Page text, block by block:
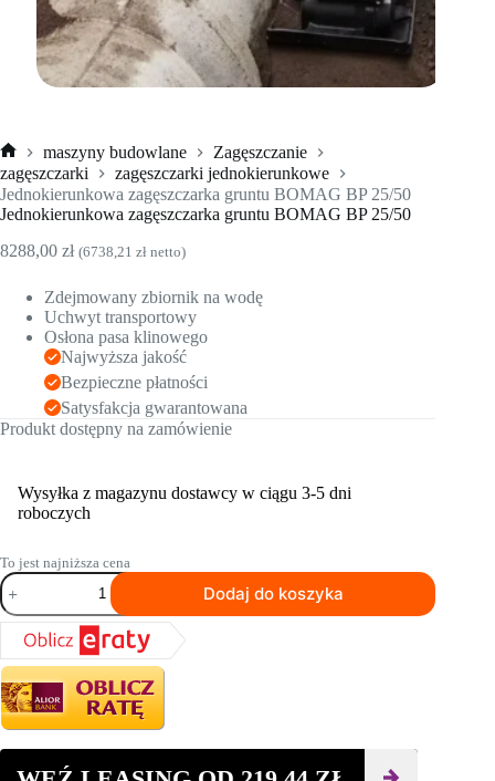
Strona
główna
maszyny budowlane
Zagęszczanie
zagęszczarki
zagęszczarki jednokierunkowe
Jednokierunkowa zagęszczarka gruntu BOMAG BP 25/50
Jednokierunkowa zagęszczarka gruntu BOMAG BP 25/50
8288,00 zł (6738,21 zł netto)
Zdejmowany zbiornik na wodę
Uchwyt transportowy
Osłona pasa klinowego
Najwyższa jakość
Bezpieczne płatności
Satysfakcja gwarantowana
Produkt dostępny na zamówienie
Wysyłka z magazynu dostawcy w ciągu 3-5 dni
roboczych
To jest najniższa cena
ilość
Jednokierunkowa
zagęszczarka
gruntu
BOMAG
BP
25/50
Dodaj do koszyka